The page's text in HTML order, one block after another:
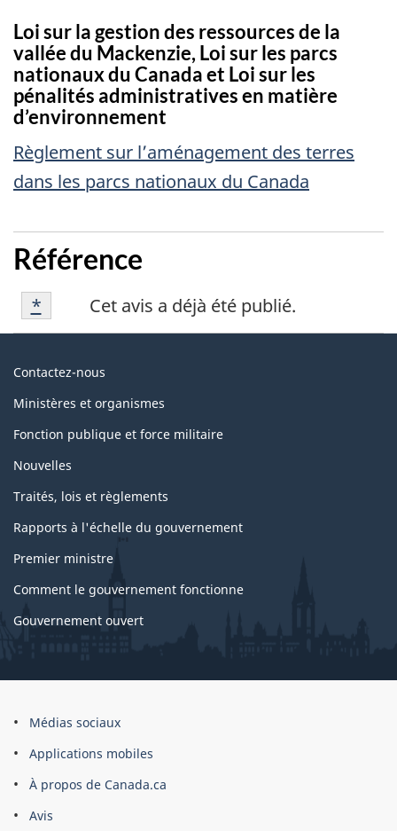
Loi sur la gestion des ressources de la
vallée du Mackenzie, Loi sur les parcs
nationaux du Canada et Loi sur les
pénalités administratives en matière
d’environnement
Règlement sur l’aménagement des terres
dans les parcs nationaux du Canada
Référence
Référence
*
Cet avis a déjà été publié.
Retour à la référence de la note de bas de
*
Au
du
gouvernement
Contactez-nous
Ministères et organismes
Fonction publique et force militaire
Nouvelles
Traités, lois et règlements
Rapports à l'échelle du gouvernement
Premier ministre
Comment le gouvernement fonctionne
Gouvernement ouvert
À
propos
du
site
Médias sociaux
Applications mobiles
À propos de Canada.ca
Avis